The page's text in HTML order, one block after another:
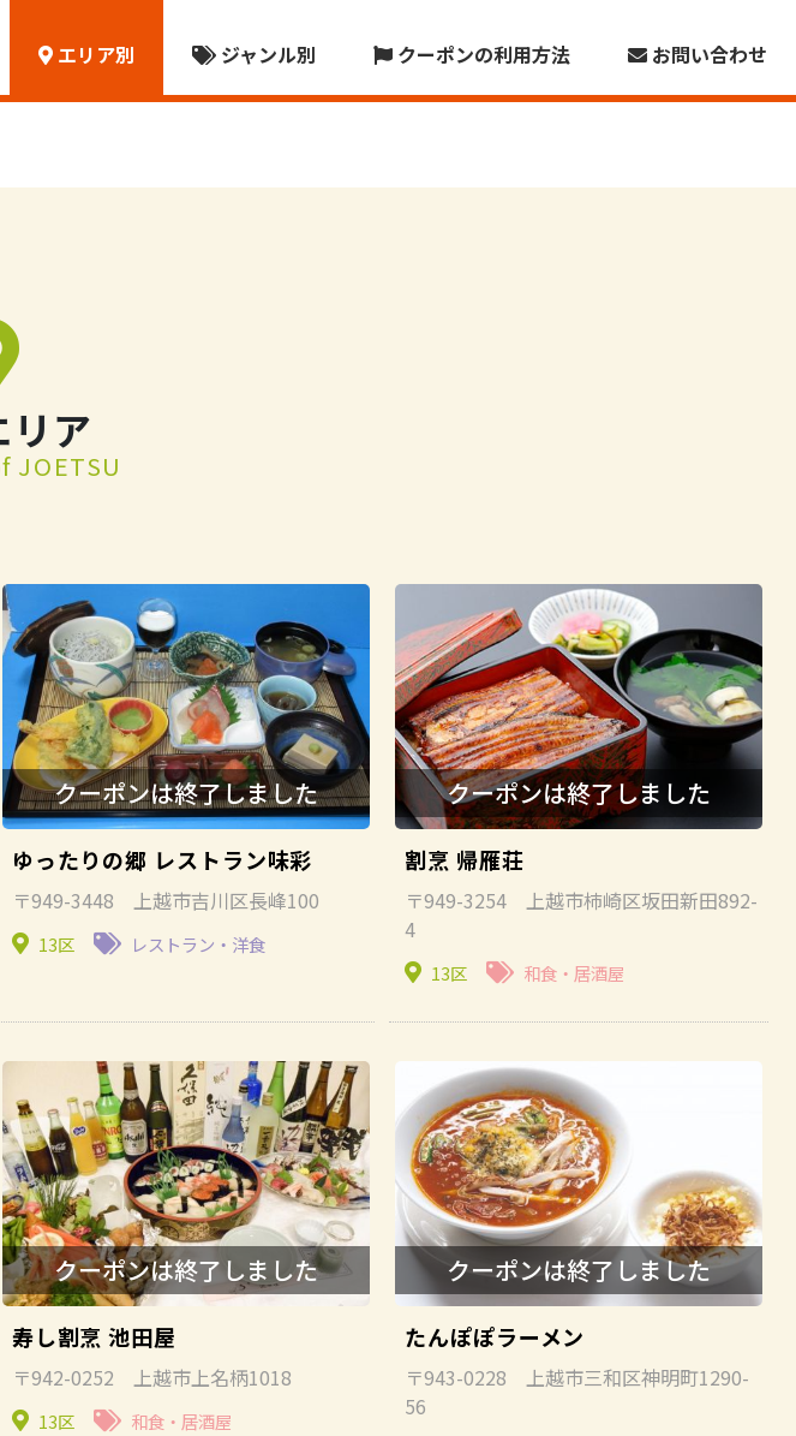
エリア別 ジャンル別 クーポンの利用方法 お問い合わせ
リア
JOETSU
ゆったりの郷 レストラン味彩
〒949-3448 上越市吉川区長峰100
13区 レストラン・洋食
割烹 帰雁荘
〒949-3254 上越市柿崎区坂田新田892-
4
13区 和食・居酒屋
寿し割烹 池田屋
〒942-0252 上越市上名柄1018
13区 和食・居酒屋
たんぽぽラーメン
〒943-0228 上越市三和区神明町1290-
56